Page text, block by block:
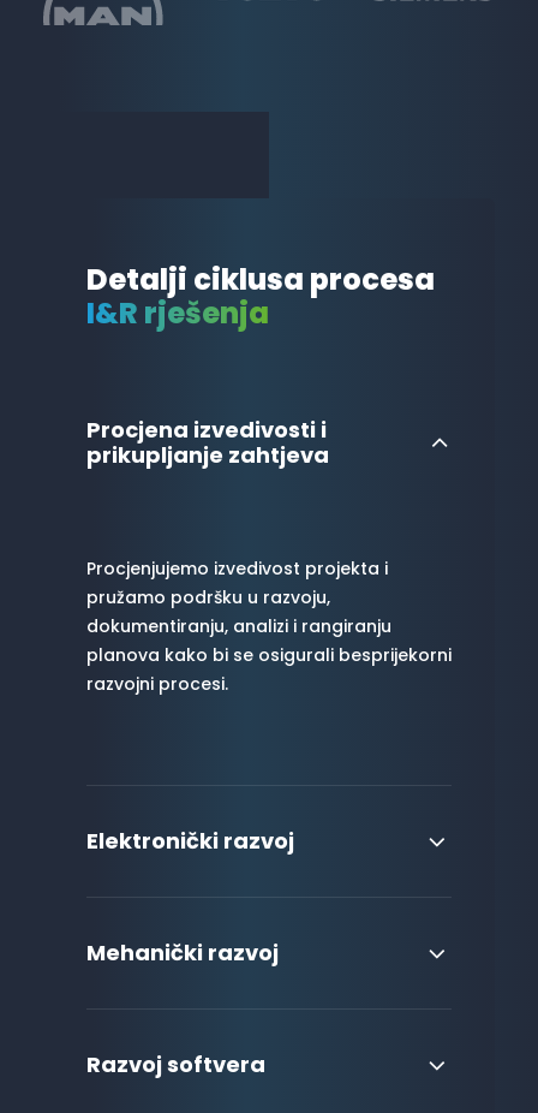
Detalji ciklusa procesa
I&R rješenja
Procjena izvedivosti i
prikupljanje zahtjeva
Procjenjujemo izvedivost projekta i
pružamo podršku u razvoju,
dokumentiranju, analizi i rangiranju
planova kako bi se osigurali besprijekorni
razvojni procesi.
Elektronički razvoj
Mehanički razvoj
Razvoj softvera